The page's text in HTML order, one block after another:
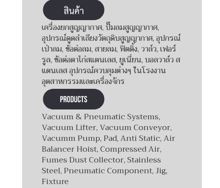
เครื่องยกสูญญากาศ, ปั๊มลมสูญญากาศ,
อุปกรณ์ดูดลำเลียงวัตถุดิบสูญญากาศ, อุปกรณ์
เป่าลม, ข้อต่อลม, สายลม, ฟิตติ้ง, วาล์ว, เฟอร์
รูล, ข้อต่อตาไก่สแตนเลส, ยูเนี่ยน, บอลวาล์ว ส
แตนเลส อุปกรณ์ควบคุมต่างๆ ในโรงงาน
อุตสาหกรรมและเครื่องจักร
Vacuum & Pneumatic Systems,
Vacuum Lifter, Vacuum Conveyor,
Vacumm Pump, Pad, Anti Static, Air
Balancer Hoist, Compressed Air,
Fumes Dust Collector, Stainless
Steel, Pneumatic Component, Jig,
Fixture